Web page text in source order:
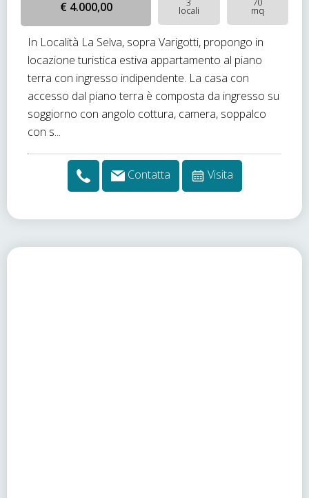
€ 4.000,00 locali mq
In Località La Selva, sopra Varigotti, propongo in
locazione turistica estiva appartamento al piano
terra con ingresso indipendente. La casa con
accesso dal piano terra è composta da ingresso su
soggiorno con angolo cottura, camera, soppalco
con s...
Contatta Visita